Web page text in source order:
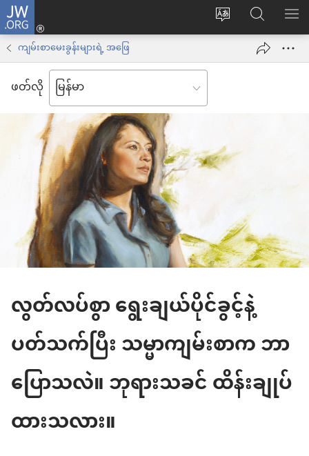
JW.ORG
ဝ
ပြောင်း
Log
in
အသစ်
ဖွ
နေ
ပါ
JW.ORG
ရှာ
ကျမ်းစာမေးခွန်းများရဲ့ အဖြေ
ဖတ်လို
လွတ်လပ်စွာ ရွေးချယ်ပိုင်ခွင့်နဲ့
ပတ်သက်ပြီး သမ္မာကျမ်းစာက ဘာ
ပြောသလဲ။ ဘုရားသခင် ထိန်းချုပ်
ထားသလား။